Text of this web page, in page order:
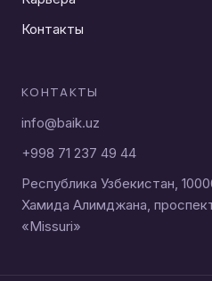
Контакты
КОНТАКТЫ
info@baik.uz
+998 71 237 49 44
Республика Узбекистан,
Хамида Алимджана,
«Missuri»